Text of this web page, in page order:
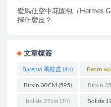
愛馬仕空中花園包（Hermes
擇什麽皮？
文章標簽
Barenia 馬鞍皮 (44) Bearn
Birkin 30CM (595) Birkin
bolide 27cm (74) Bolide